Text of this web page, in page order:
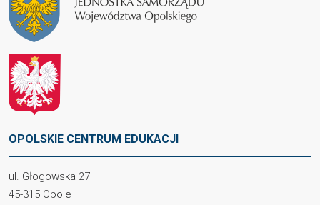
OPOLSKIE CENTRUM EDUKACJI
ul. Głogowska 27
45-315 Opole